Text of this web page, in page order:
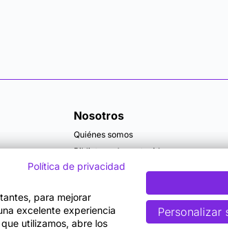
Nosotros
Quiénes somos
Biblioteca de contenidos
Articulos y actualidad
Política de privacidad
para mejorar
excelente experiencia
utilizamos, abre los
Personalizar